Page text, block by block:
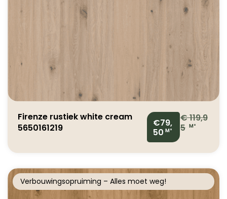
Firenze rustiek white cream
5650161219
€79,
50 M²
€119,9
5 M²
Verbouwingsopruiming – Alles moet weg!